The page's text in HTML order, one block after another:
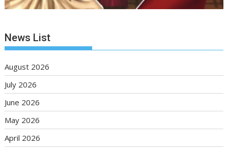
News List
August 2026
July 2026
June 2026
May 2026
April 2026